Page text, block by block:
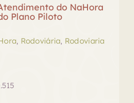
do NaHora
Plano Piloto
, Rodoviária, Rodoviaria